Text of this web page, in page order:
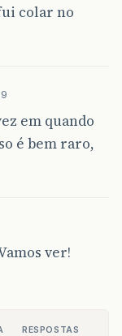
colar no
em quando
é bem raro,
ver!
RESPOSTAS